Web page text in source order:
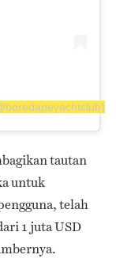
tautan
untuk
telah
1 juta USD